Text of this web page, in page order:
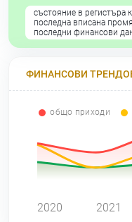
състояние в регистъра
последна вписана
последни финансови
ФИНАНСОВИ
общо приходи
2020 2021